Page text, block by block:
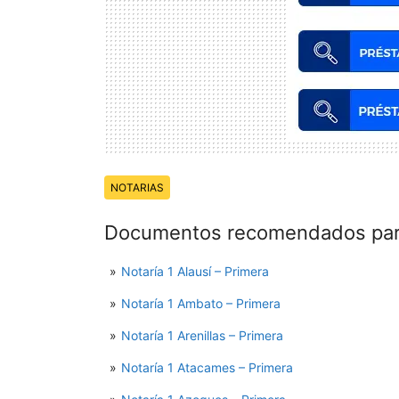
Temas:
NOTARIAS
Documentos recomendados
Notaría 1 Alausí – Primera
Notaría 1 Ambato – Primera
Notaría 1 Arenillas – Primera
Notaría 1 Atacames – Primera